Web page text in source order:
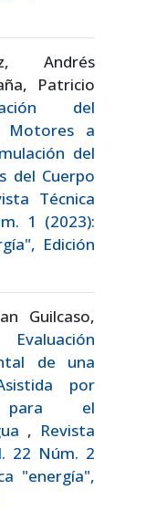
Andrés
Patricio
del
Motores a
del
del Cuerpo
Técnica
1 (2023):
Edición
Guilcaso,
Evaluación
de una
por
para el
, Revista
22 Núm. 2
"energía",